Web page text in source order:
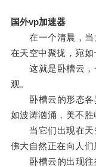
国外vp加速器
在一个清晨，当
在天空中聚拢，宛如
这就是卧槽云，
观。
卧槽云的形态各
如波涛汹涌，美不胜
当它们出现在天
佛大自然正在向人们
卧槽云的出现往